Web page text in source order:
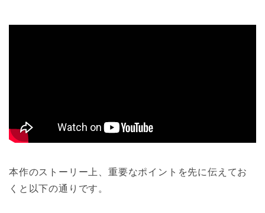
本作のストーリー上、重要なポイントを先に伝えてお
くと以下の通りです。